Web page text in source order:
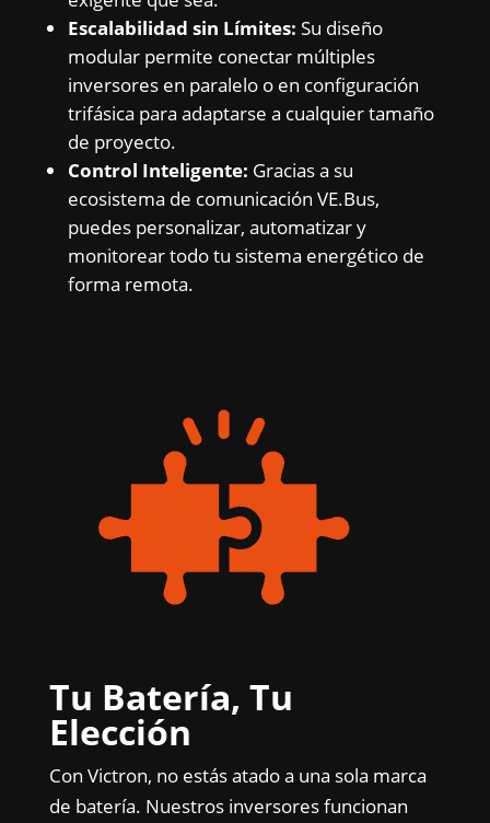
Escalabilidad sin Límites: Su diseño
modular permite conectar múltiples
inversores en paralelo o en configuración
trifásica para adaptarse a cualquier tamaño
de proyecto.
Control Inteligente: Gracias a su
ecosistema de comunicación VE.Bus,
puedes personalizar, automatizar y
monitorear todo tu sistema energético de
forma remota.
Tu Batería, Tu
Elección
Con Victron, no estás atado a una sola marca
de batería. Nuestros inversores funcionan